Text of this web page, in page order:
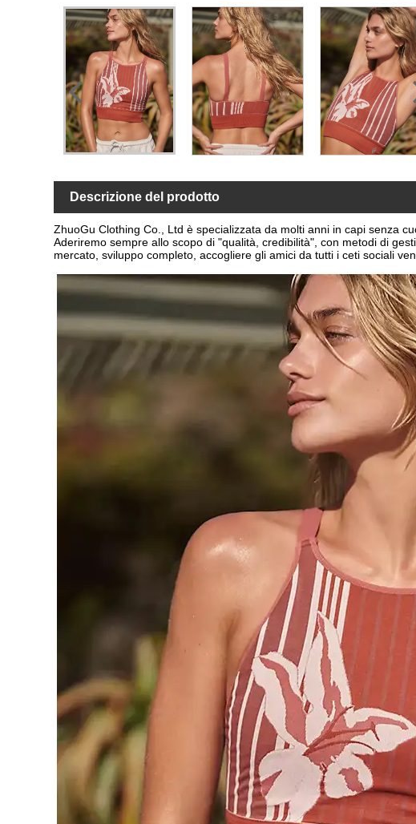
Descrizione del prodotto
ZhuoGu Clothing Co., Ltd è specializzata da molti anni in capi senza
Aderiremo sempre allo scopo di "qualità, credibilità", con metodi di
mercato, sviluppo completo, accogliere gli amici da tutti i ceti sociali